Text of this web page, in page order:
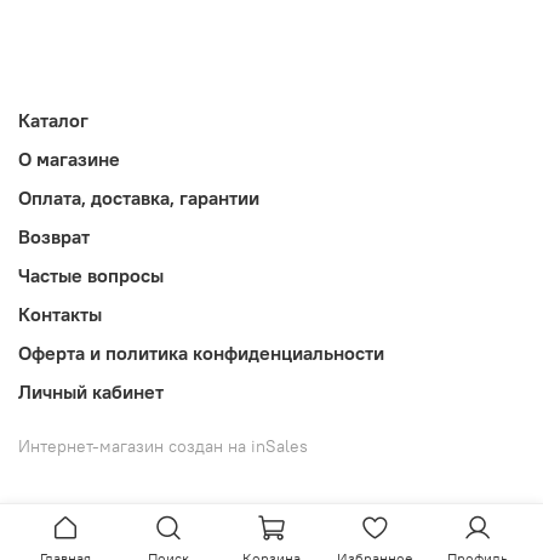
Каталог
О магазине
Оплата, доставка, гарантии
Возврат
Частые вопросы
Контакты
Оферта и политика конфиденциальности
Личный кабинет
Интернет-магазин создан на inSales